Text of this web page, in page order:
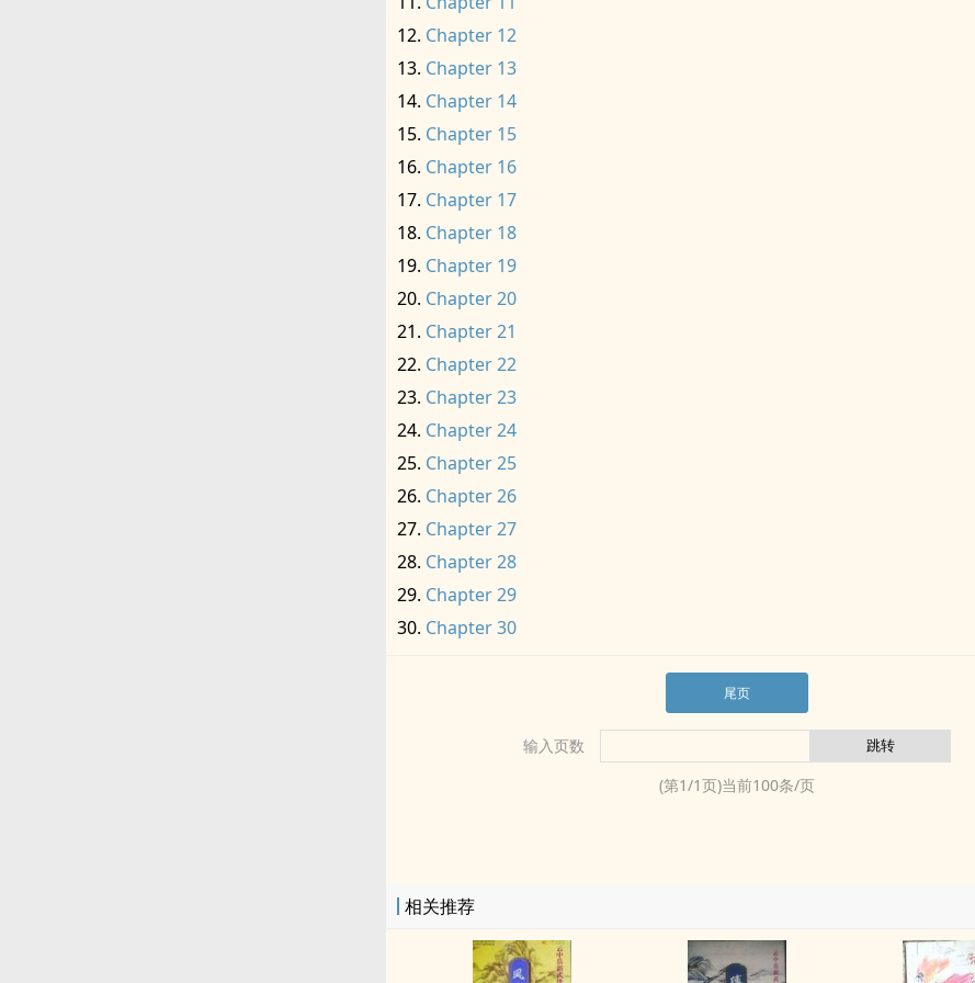
Chapter 12
Chapter 13
Chapter 14
Chapter 15
Chapter 16
Chapter 17
Chapter 18
Chapter 19
Chapter 20
Chapter 21
Chapter 22
Chapter 23
Chapter 24
Chapter 25
Chapter 26
Chapter 27
Chapter 28
Chapter 29
Chapter 30
尾页
输入页数
(第1/1页)当前100条/页
相关推荐